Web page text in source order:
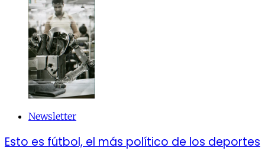
Newsletter
Esto es fútbol, el más político de los deportes